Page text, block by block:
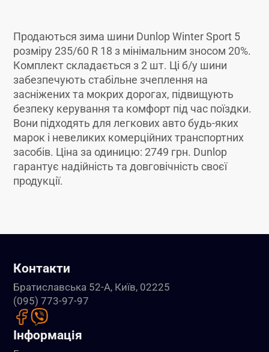
Продаються зима шини Dunlop Winter Sport 5
розміру 235/60 R 18 з мінімальним зносом 20%.
Комплект складається з 2 шт. Ці б/у шини
забезпечують стабільне зчеплення на
засніжених та мокрих дорогах, підвищують
безпеку керування та комфорт під час поїздки.
Вони підходять для легкових авто будь-яких
марок і невеликих комерційних транспортних
засобів. Ціна за одиницю: 2749 грн. Dunlop
гарантує надійність та довговічність своєї
продукції.
Контакти
Братиславська 52-А, Київ, 02225
(095) 773-97-97
Інформація